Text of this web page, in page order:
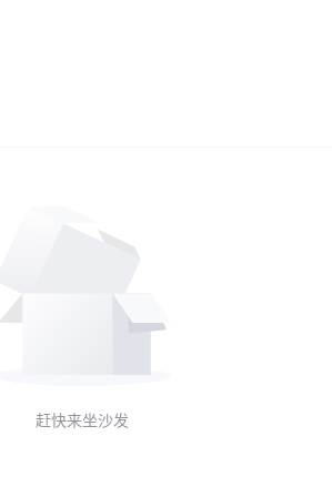
赶快来坐沙发